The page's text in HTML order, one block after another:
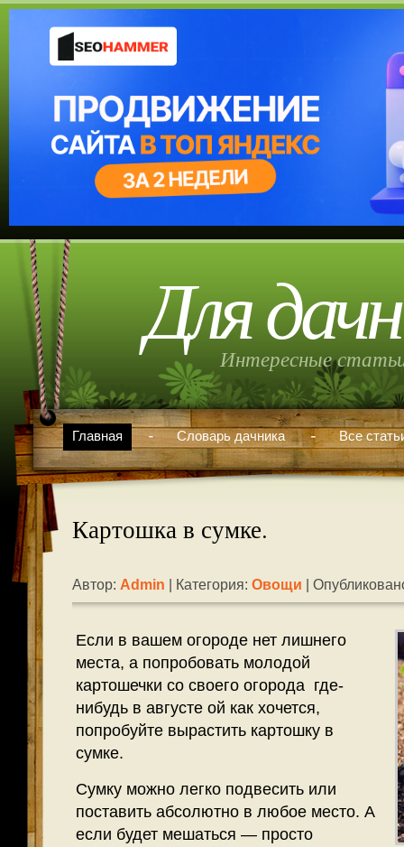
Для
Интересные
Главная Словарь дачника Все
Картошка в сумке.
Автор: Admin | Категория: Овощи |
Если в вашем огороде нет лишнего
места, а попробовать молодой
картошечки со своего огорода где-
нибудь в августе ой как хочется,
попробуйте вырастить картошку в
сумке.
Сумку можно легко подвесить или
поставить абсолютно в любое место. А
если будет мешаться — просто